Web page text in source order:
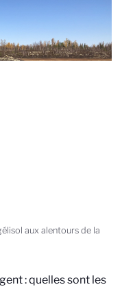
aux alentours de la
: quelles sont les